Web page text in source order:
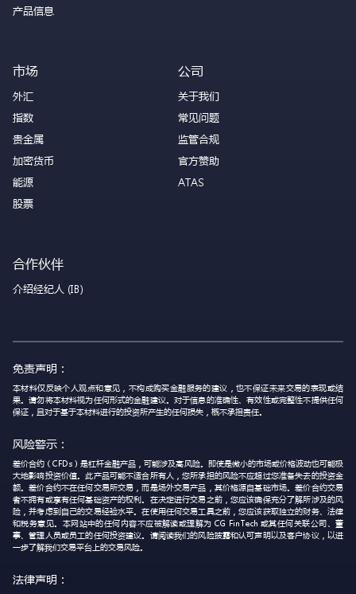
产品信息
市场
外汇
指数
贵金属
加密货币
能源
股票
公司
关于我们
常见问题
监管合规
官方赞助
ATAS
合作伙伴
介绍经纪人 (IB)
免责声明：
本材料仅反映个人观点和意见，不构成购买金融服务的建议，也不保证未来交易的表现或结
果。请勿将本材料视为任何形式的金融建议。对于信息的准确性、有效性或完整性不提供任何
保证，且对于基于本材料进行的投资所产生的任何损失，概不承担责任。
风险警示：
差价合约（CFDs）是杠杆金融产品，可能涉及高风险。即使是微小的市场或价格波动也可能极
大地影响投资价值。此产品可能不适合所有人，您所承担的风险不应超过您准备失去的投资金
额。差价合约不在任何交易所交易，而是场外交易产品，其价格源自基础市场。差价合约交易
者不拥有或享有任何基础资产的权利。在决定进行交易之前，您应该确保充分了解所涉及的风
险，并考虑到自己的交易经验水平。在使用任何交易工具之前，您应该获取独立的财务、法律
和税务意见。本网站中的任何内容不应被解读或理解为 CG FinTech 或其任何关联公司、董
事、管理人员或员工的任何投资建议。请阅读我们的风险披露和认可声明以及客户协议，以进
一步了解我们交易平台上的交易风险。
法律声明：